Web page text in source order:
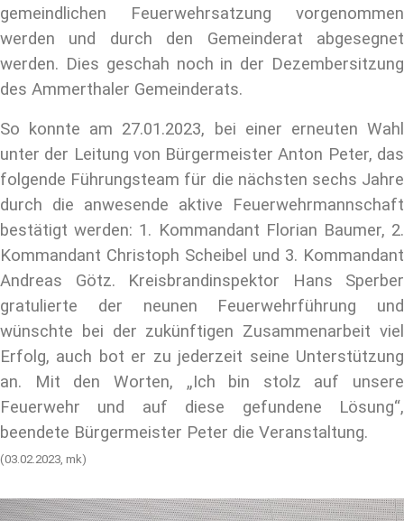
gemeindlichen Feuerwehrsatzung vorgenommen
werden und durch den Gemeinderat abgesegnet
werden. Dies geschah noch in der Dezembersitzung
des Ammerthaler Gemeinderats.
So konnte am 27.01.2023, bei einer erneuten Wahl
unter der Leitung von Bürgermeister Anton Peter, das
folgende Führungsteam für die nächsten sechs Jahre
durch die anwesende aktive Feuerwehrmannschaft
bestätigt werden: 1. Kommandant Florian Baumer, 2.
Kommandant Christoph Scheibel und 3. Kommandant
Andreas Götz. Kreisbrandinspektor Hans Sperber
gratulierte der neunen Feuerwehrführung und
wünschte bei der zukünftigen Zusammenarbeit viel
Erfolg, auch bot er zu jederzeit seine Unterstützung
an. Mit den Worten, „Ich bin stolz auf unsere
Feuerwehr und auf diese gefundene Lösung“,
beendete Bürgermeister Peter die Veranstaltung.
(03.02.2023, mk)